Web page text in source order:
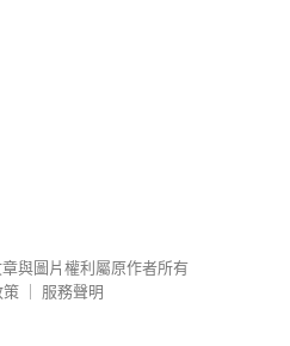
與圖片權利屬原作者所有
策
服務聲明